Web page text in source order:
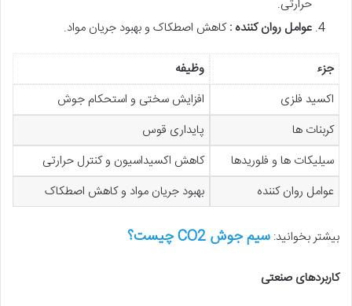
حرارتی.
عوامل روان کننده :کاهش اصطکاک و بهبود جریان مواد.
جزء
وظیفه
اکسید فلزی
افزایش سختی و استحکام جوش
کربنات ها
پایداری قوس
سیلیکات ها و فلوریدها
کاهش اکسیداسیون و کنترل حرارتی
عوامل روان کننده
بهبود جریان مواد و کاهش اصطکاک
بیشتر بخوانید: سیم جوش CO2 چیست؟
کاربردهای صنعتی